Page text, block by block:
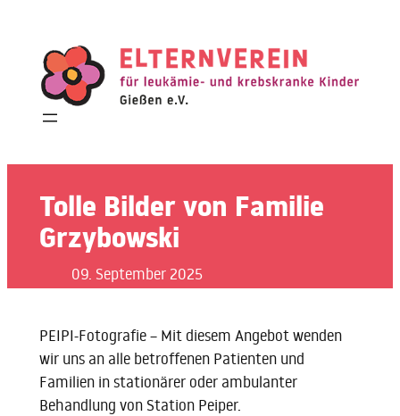
springen
Tolle Bilder von Familie
Grzybowski
09. September 2025
PEIPI-Fotografie – Mit diesem Angebot wenden
wir uns an alle betroffenen Patienten und
Familien in stationärer oder ambulanter
Behandlung von Station Peiper.